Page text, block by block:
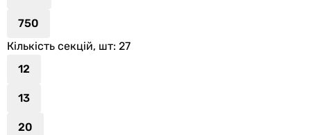
750
Кількість секцій, шт: 27
12
13
20